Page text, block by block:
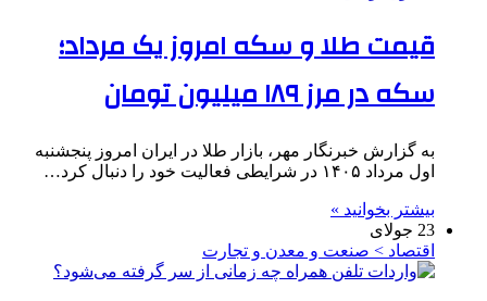
قیمت طلا و سکه امروز یک مرداد؛
سکه در مرز ۱۸۹ میلیون تومان
به گزارش خبرنگار مهر، بازار طلا در ایران امروز پنجشنبه
اول مرداد ۱۴۰۵ در شرایطی فعالیت خود را دنبال کرد…
بیشتر بخوانید »
23 جولای
اقتصاد > صنعت و معدن و تجارت